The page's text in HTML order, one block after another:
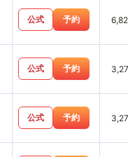
公式 予約
公式 予約
公式 予約